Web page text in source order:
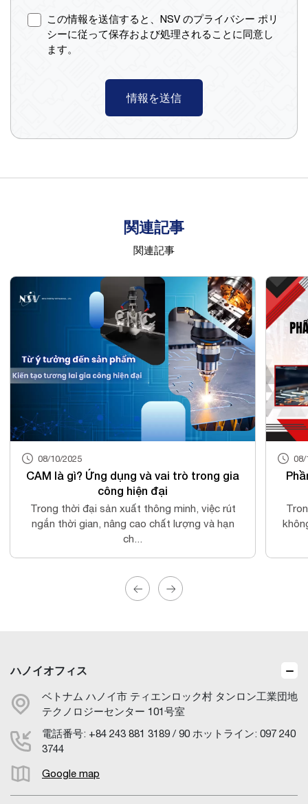
この情報を送信すると、NSV のプライバシー ポリ
シーに従って保存および処理されることに同意し
ます。
情報を送信
関連記事
関連記事
08/10/2025
CAM là gì? Ứng dụng và vai trò trong gia
công hiện đại
Trong thời đại sản xuất thông minh, việc rút
ngắn thời gian, nâng cao chất lượng và hạn
ch...
08/
ハノイオフィス
ベトナム ハノイ市 ティエンロック村 タンロン工業団地
テクノロジーセンター 101号室
電話番号: +84 243 881 3189 / 90 ホットライン: 097 240
3744
Google map